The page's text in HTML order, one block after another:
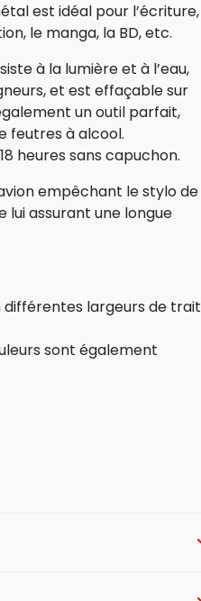
est idéal pour l’écriture,
le manga, la BD, etc.
à la lumière et à l’eau,
et est effaçable sur
un outil parfait,
feutres à alcool.
heures sans capuchon.
empêchant le stylo de
assurant une longue
largeurs de trait
sont également